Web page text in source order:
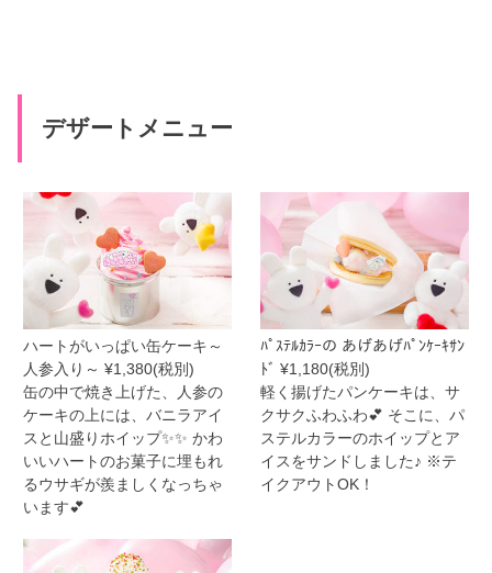
デザートメニュー
ハートがいっぱい缶ケーキ～
人参入り～ ¥1,380(税別)
缶の中で焼き上げた、人参の
ケーキの上には、バニラアイ
スと山盛りホイップ✨✨ かわ
いいハートのお菓子に埋もれ
るウサギが羨ましくなっちゃ
います💕
ﾊﾟｽﾃﾙｶﾗｰの あげあげﾊﾟﾝｹｰｷｻﾝ
ﾄﾞ ¥1,180(税別)
軽く揚げたパンケーキは、サ
クサクふわふわ💕 そこに、パ
ステルカラーのホイップとア
イスをサンドしました♪ ※テ
イクアウトOK！